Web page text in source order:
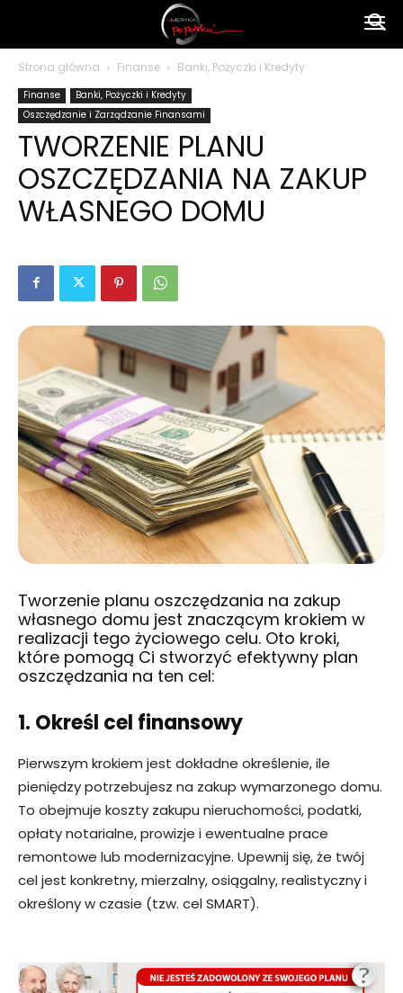
polsku
Strona główna Finanse Banki, Pożyczki i Kredyty
Finanse
Banki, Pożyczki i Kredyty
Oszczędzanie i Zarządzanie Finansami
TWORZENIE PLANU
OSZCZĘDZANIA NA ZAKUP
WŁASNEGO DOMU
Tworzenie planu oszczędzania na zakup
własnego domu jest znaczącym krokiem w
realizacji tego życiowego celu. Oto kroki,
które pomogą Ci stworzyć efektywny plan
oszczędzania na ten cel:
1. Określ cel finansowy
Pierwszym krokiem jest dokładne określenie, ile
pieniędzy potrzebujesz na zakup wymarzonego domu.
To obejmuje koszty zakupu nieruchomości, podatki,
opłaty notarialne, prowizje i ewentualne prace
remontowe lub modernizacyjne. Upewnij się, że twój
cel jest konkretny, mierzalny, osiągalny, realistyczny i
określony w czasie (tzw. cel SMART).